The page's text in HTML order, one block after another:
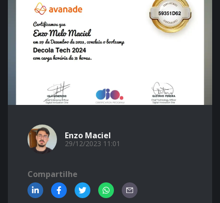
Enzo Maciel
29/12/2023 11:01
Compartilhe